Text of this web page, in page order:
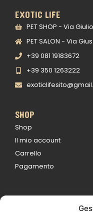
EXOTIC LIFE
PET SHOP - Via
PET SALON - Via
+39 081 19183672
+39 350 1263222
SHOP
Shop
Il mio account
Carrello
Pagamento